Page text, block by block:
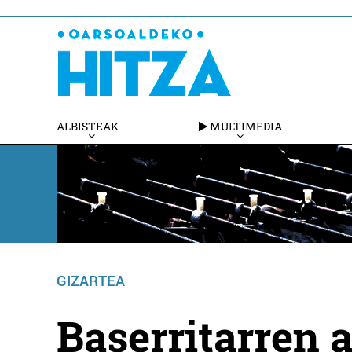
ALBISTEAK MULTIMEDIA
GIZARTEA
Baserritarren